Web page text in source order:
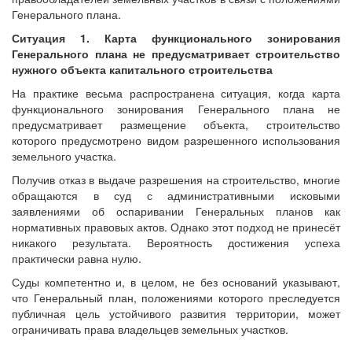
Генерального плана.
Ситуация 1. Карта функционального зонирования
Генерального плана не предусматривает строительство
нужного объекта капитального строительства
На практике весьма распространена ситуация, когда карта
функционального зонирования Генерального плана не
предусматривает размещение объекта, строительство
которого предусмотрено видом разрешенного использования
земельного участка.
Получив отказ в выдаче разрешения на строительство, многие
обращаются в суд с административными исковыми
заявлениями об оспаривании Генеральных планов как
нормативных правовых актов. Однако этот подход не принесёт
никакого результата. Вероятность достижения успеха
практически равна нулю.
Суды компетентно и, в целом, не без оснований указывают,
что Генеральный план, положениями которого преследуется
публичная цель устойчивого развития территории, может
ограничивать права владельцев земельных участков.